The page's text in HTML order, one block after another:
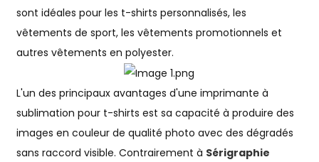
sont idéales pour les t-shirts personnalisés, les
vêtements de sport, les vêtements promotionnels et
autres vêtements en polyester.
L'un des principaux avantages d'une imprimante à
sublimation pour t-shirts est sa capacité à produire des
images en couleur de qualité photo avec des dégradés
sans raccord visible. Contrairement à Sérigraphie